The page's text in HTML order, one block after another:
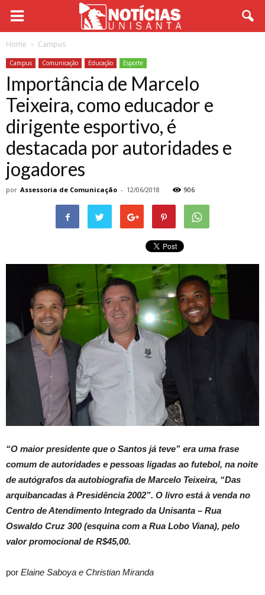
Home Campus
Campus Comunicação Educação Esporte
Importância de Marcelo
Teixeira, como educador e
dirigente esportivo, é
destacada por autoridades e
jogadores
por Assessoria de Comunicação - 12/06/2018 906
“O maior presidente que o Santos já teve” era uma frase
comum de autoridades e pessoas ligadas ao futebol, na noite
de autógrafos da autobiografia de Marcelo Teixeira, “Das
arquibancadas à Presidência 2002”. O livro está à venda no
Centro de Atendimento Integrado da Unisanta – Rua
Oswaldo Cruz 300 (esquina com a Rua Lobo Viana), pelo
valor promocional de R$45,00.
por Elaine Saboya e Christian Miranda